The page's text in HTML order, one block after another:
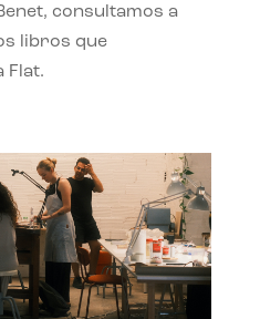
consultamos a
libros que
Flat.